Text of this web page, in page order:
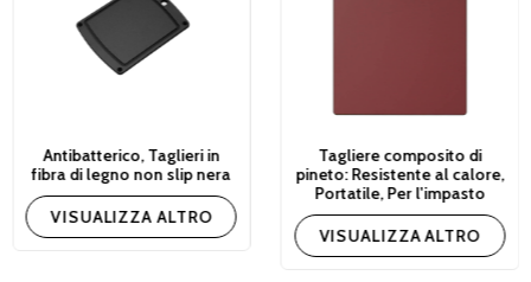
Antibatterico, Taglieri in
fibra di legno non slip nera
VISUALIZZA ALTRO
Tagliere composito di
pineto: Resistente al calore,
Portatile, Per l'impasto
VISUALIZZA ALTRO